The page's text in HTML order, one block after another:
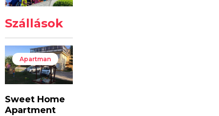
Szállások
Apartman
Sweet Home
Apartment